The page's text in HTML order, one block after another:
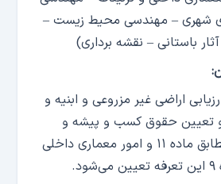
شهری – مهندسی محیط زیست –
باستانی – نقشه برداری)
ارزیابی اراضی غیر مزروعی و ابنیه و
تعیین حقوق کسب و پیشه و
تجارت و سرقفلی مطابق ماده ۱۱ و امور معماری داخلی